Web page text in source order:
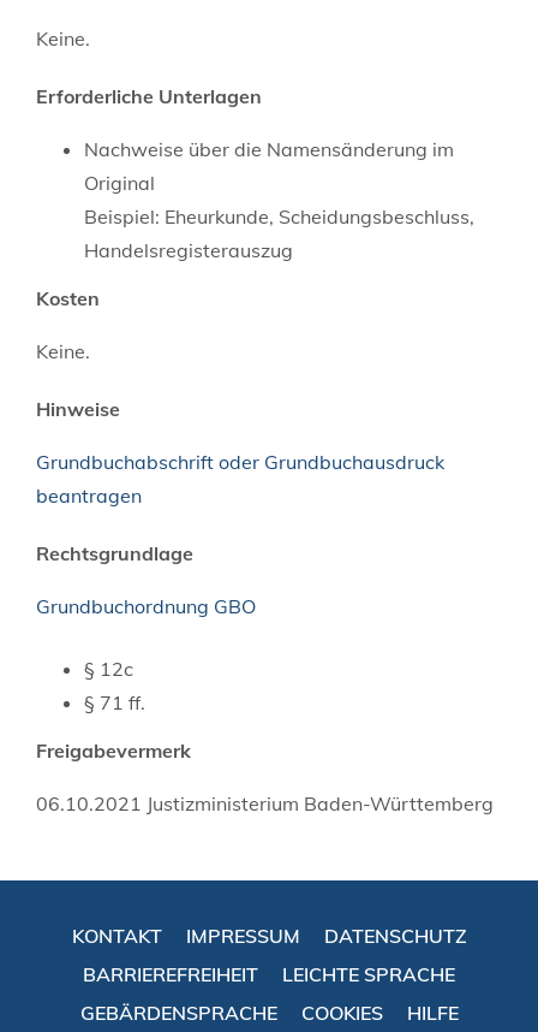
Keine.
Erforderliche Unterlagen
Nachweise über die Namensänderung im
Original
Beispiel: Eheurkunde, Scheidungsbeschluss,
Handelsregisterauszug
Kosten
Keine.
Hinweise
Grundbuchabschrift oder Grundbuchausdruck
beantragen
Rechtsgrundlage
Grundbuchordnung GBO
§ 12c
§ 71 ff.
Freigabevermerk
06.10.2021 Justizministerium Baden-Württemberg
KONTAKT IMPRESSUM
DATENSCHUTZ
BARRIEREFREIHEIT
LEICHTE SPRACHE
GEBÄRDENSPRACHE
COOKIES HILFE